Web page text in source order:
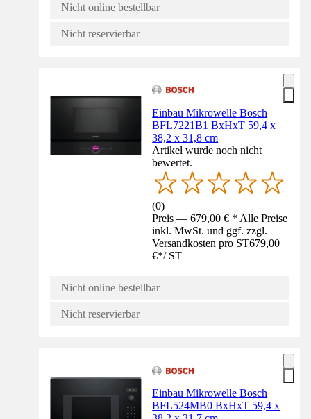
Nicht online bestellbar
Nicht reservierbar
Einbau Mikrowelle Bosch
BFL7221B1 BxHxT 59,4 x
38,2 x 31,8 cm
Artikel wurde noch nicht
bewertet.
(0)
Preis — 679,00 € * Alle Preise
inkl. MwSt. und ggf. zzgl.
Versandkosten pro ST679,00
€*/ ST
Nicht online bestellbar
Nicht reservierbar
Einbau Mikrowelle Bosch
BFL524MB0 BxHxT 59,4 x